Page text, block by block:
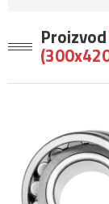
Proizvod